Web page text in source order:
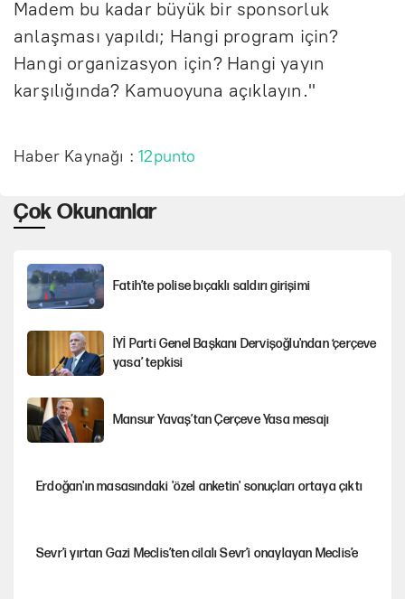
Madem bu kadar büyük bir sponsorluk
anlaşması yapıldı; Hangi program için?
Hangi organizasyon için? Hangi yayın
karşılığında? Kamuoyuna açıklayın."
Haber Kaynağı :12punto
Çok Okunanlar
Fatih’te polise bıçaklı saldırı girişimi
İYİ Parti Genel Başkanı Dervişoğlu'ndan ‘çerçeve
yasa’ tepkisi
Mansur Yavaş’tan Çerçeve Yasa mesajı
Erdoğan'ın masasındaki 'özel anketin' sonuçları ortaya çıktı
Sevr’i yırtan Gazi Meclis’ten cilalı Sevr’i onaylayan Meclis’e